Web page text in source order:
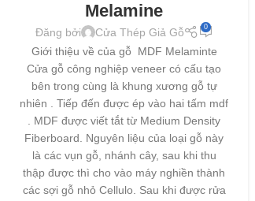
Melamine
Đăng bởi Cửa Thép Giả Gỗ 0
Giới thiệu về của gỗ MDF Melaminte
Cửa gỗ công nghiệp veneer có cấu tạo
bên trong cùng là khung xương gỗ tự
nhiên . Tiếp đến được ép vào hai tấm mdf
. MDF được viết tắt từ Medium Density
Fiberboard. Nguyên liệu của loại gỗ này
là các vụn gỗ, nhánh cây, sau khi thu
thập được thì cho vào máy nghiền thành
các sợi gỗ nhỏ Cellulo. Sau khi được rửa